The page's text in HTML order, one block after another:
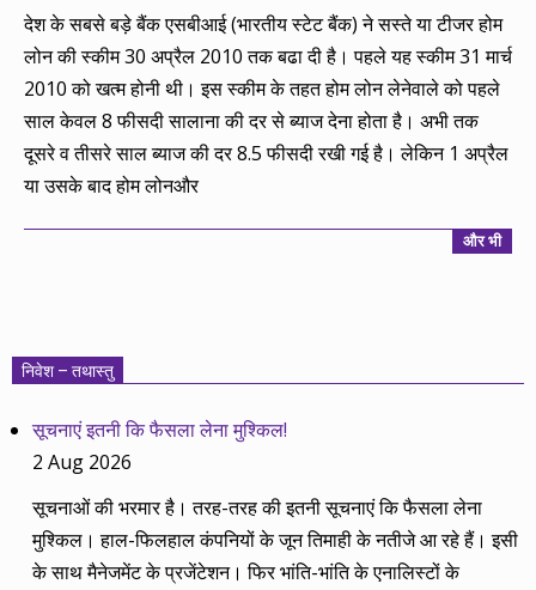
03-
30
देश के सबसे बड़े बैंक एसबीआई (भारतीय स्टेट बैंक) ने सस्ते या टीजर होम
लोन की स्कीम 30 अप्रैल 2010 तक बढा दी है। पहले यह स्कीम 31 मार्च
2010 को खत्म होनी थी। इस स्कीम के तहत होम लोन लेनेवाले को पहले
साल केवल 8 फीसदी सालाना की दर से ब्याज देना होता है। अभी तक
दूसरे व तीसरे साल ब्याज की दर 8.5 फीसदी रखी गई है। लेकिन 1 अप्रैल
या उसके बाद होम लोनऔर
और भी
निवेश – तथास्तु
सूचनाएं इतनी कि फैसला लेना मुश्किल!
2 Aug 2026
सूचनाओं की भरमार है। तरह-तरह की इतनी सूचनाएं कि फैसला लेना
मुश्किल। हाल-फिलहाल कंपनियों के जून तिमाही के नतीजे आ रहे हैं। इसी
के साथ मैनेजमेंट के प्रजेंटेशन। फिर भांति-भांति के एनालिस्टों के